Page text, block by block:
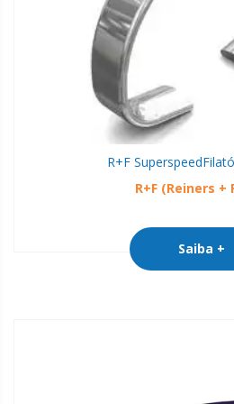
R+F Superspeed
R+F (Reiners +
Saiba +